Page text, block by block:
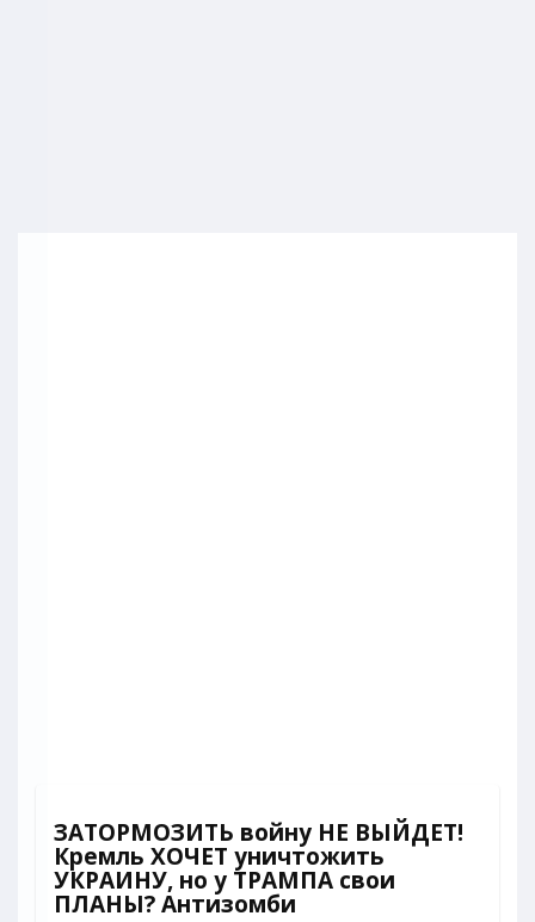
ЗАТОРМОЗИТЬ войну НЕ ВЫЙДЕТ!
Кремль ХОЧЕТ уничтожить
УКРАИНУ, но у ТРАМПА свои
ПЛАНЫ? Антизомби